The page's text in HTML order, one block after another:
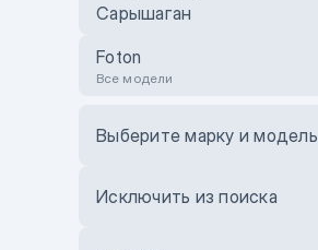
Сарышаган
Foton
Все модели
Выберите марку и модель
Исключить из поиска